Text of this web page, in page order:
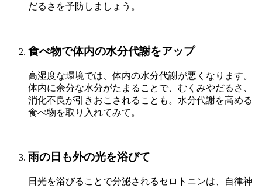
だるさを予防しましょう。
食べ物で体内の水分代謝をアップ
高湿度な環境では、体内の水分代謝が悪くなります。
体内に余分な水分がたまることで、むくみやだるさ、
消化不良が引きおこされることも。水分代謝を高める
食べ物を取り入れてみて。
雨の日も外の光を浴びて
日光を浴びることで分泌されるセロトニンは、自律神